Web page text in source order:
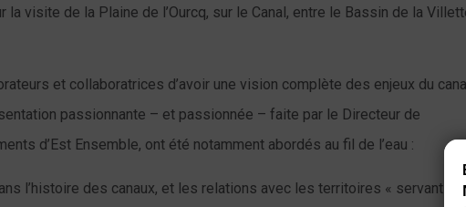
la visite de la Plaine de l’Ourcq, sur le Canal, entre le Bassin de la
et collaboratrices d’avoir une vision complète des enjeux du
passionnante – et passionnée – faite par le Directeur de
d’Est Ensemble, ont été notamment abordés au fil de l’eau :
l’histoire des canaux, et les relations avec les territoires « servants »